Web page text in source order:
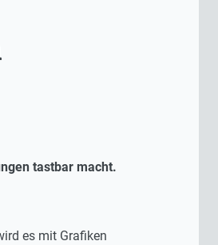
tastbar macht.
es mit Grafiken